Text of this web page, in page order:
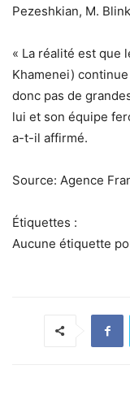
Pezeshkian, M.
« La réalité est que
Khamenei)
donc pas de
lui et son équipe
a-t-il affirmé.
Source: Agence
Étiquettes :
Aucune étiquette